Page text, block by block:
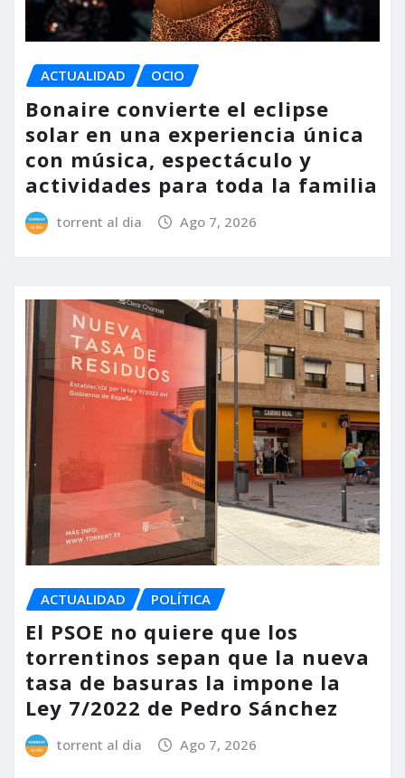
ACTUALIDAD OCIO
Bonaire convierte el eclipse
solar en una experiencia única
con música, espectáculo y
actividades para toda la familia
torrent al dia Ago 7, 2026
ACTUALIDAD POLÍTICA
El PSOE no quiere que los
torrentinos sepan que la nueva
tasa de basuras la impone la
Ley 7/2022 de Pedro Sánchez
torrent al dia Ago 7, 2026